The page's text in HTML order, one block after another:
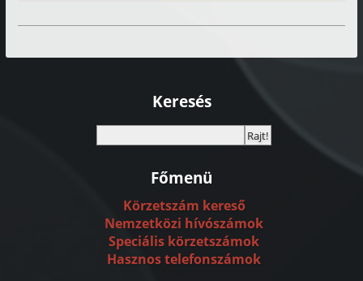
Keresés
Főmenü
Körzetszám kereső
Nemzetközi hívószámok
Speciális körzetszámok
Hasznos telefonszámok